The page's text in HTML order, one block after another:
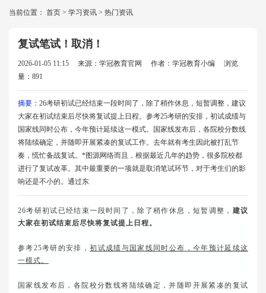
当前位置： 首页 > 学习资讯 > 热门资讯
复试笔试！取消！
2026-01-05 11:15 来源：学冠教育官网 作者：学冠教育小编
浏览
量：891
摘要： 26考研初试已经结束一段时间了，除了稍作休息，短暂调整，建议
大家在初试结束后尽快将复试提上日程。参考25考研的安排，初试成绩与
国家线同时公布，今年预计延续这一模式。国家线发布后，各院校分数线
将陆续确定，并随即开展紧凑的复试工作。去年就有考生因此被打乱节
奏，慌忙备战复试。*图源网络而且，根据最近几年的趋势，很多院校都
进行了复试改革。其中最重要的一项就是取消笔试环节，对于考生们的影
响还是不小的。通过东
26考研初试已经结束一段时间了，除了稍作休息，短暂调整， 建议
大家在初试结束后尽快将复试提上日程。
参考25考研的安排，初试成绩与国家线同时公布，今年预计延续这
一模式。
国家线发布后，各院校分数线将陆续确定，并随即开展紧凑的复试